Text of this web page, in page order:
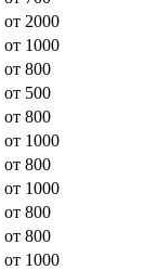
от 2000
от 1000
от 800
от 500
от 800
от 1000
от 800
от 1000
от 800
от 800
от 1000